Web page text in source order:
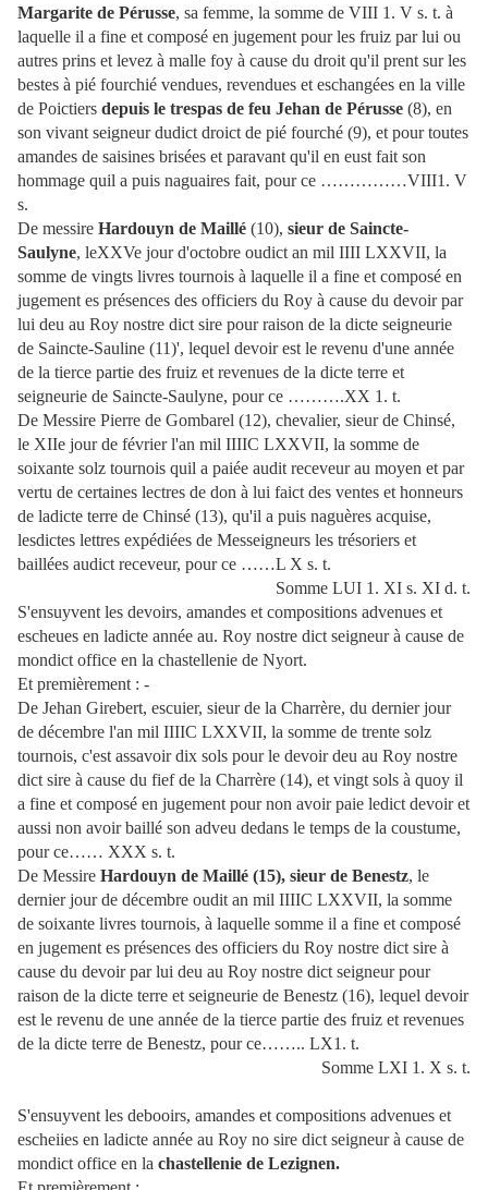
Margarite de Pérusse, sa femme, la somme de VIII 1. V s. t. à
laquelle il a fine et composé en jugement pour les fruiz par lui ou
autres prins et levez à malle foy à cause du droit qu'il prent sur les
bestes à pié fourchié vendues, revendues et eschangées en la ville
de Poictiers depuis le trespas de feu Jehan de Pérusse (8), en
son vivant seigneur dudict droict de pié fourché (9), et pour toutes
amandes de saisines brisées et paravant qu'il en eust fait son
hommage quil a puis naguaires fait, pour ce ……………VIII1. V
s.
De messire Hardouyn de Maillé (10), sieur de Saincte-
Saulyne, leXXVe jour d'octobre oudict an mil IIII LXXVII, la
somme de vingts livres tournois à laquelle il a fine et composé en
jugement es présences des officiers du Roy à cause du devoir par
lui deu au Roy nostre dict sire pour raison de la dicte seigneurie
de Saincte-Sauline (11)', lequel devoir est le revenu d'une année
de la tierce partie des fruiz et revenues de la dicte terre et
seigneurie de Saincte-Saulyne, pour ce ……….XX 1. t.
De Messire Pierre de Gombarel (12), chevalier, sieur de Chinsé,
le XIIe jour de février l'an mil IIIIC LXXVII, la somme de
soixante solz tournois quil a paiée audit receveur au moyen et par
vertu de certaines lectres de don à lui faict des ventes et honneurs
de ladicte terre de Chinsé (13), qu'il a puis naguères acquise,
lesdictes lettres expédiées de Messeigneurs les trésoriers et
baillées audict receveur, pour ce ……L X s. t.
Somme LUI 1. XI s. XI d. t.
S'ensuyvent les devoirs, amandes et compositions advenues et
escheues en ladicte année au. Roy nostre dict seigneur à cause de
mondict office en la chastellenie de Nyort.
Et premièrement : -
De Jehan Girebert, escuier, sieur de la Charrère, du dernier jour
de décembre l'an mil IIIIC LXXVII, la somme de trente solz
tournois, c'est assavoir dix sols pour le devoir deu au Roy nostre
dict sire à cause du fief de la Charrère (14), et vingt sols à quoy il
a fine et composé en jugement pour non avoir paie ledict devoir et
aussi non avoir baillé son adveu dedans le temps de la coustume,
pour ce…… XXX s. t.
De Messire Hardouyn de Maillé (15), sieur de Benestz, le
dernier jour de décembre oudit an mil IIIIC LXXVII, la somme
de soixante livres tournois, à laquelle somme il a fine et composé
en jugement es présences des officiers du Roy nostre dict sire à
cause du devoir par lui deu au Roy nostre dict seigneur pour
raison de la dicte terre et seigneurie de Benestz (16), lequel devoir
est le revenu de une année de la tierce partie des fruiz et revenues
de la dicte terre de Benestz, pour ce…….. LX1. t.
Somme LXI 1. X s. t.
S'ensuyvent les debooirs, amandes et compositions advenues et
escheiies en ladicte année au Roy no sire dict seigneur à cause de
mondict office en la chastellenie de Lezignen.